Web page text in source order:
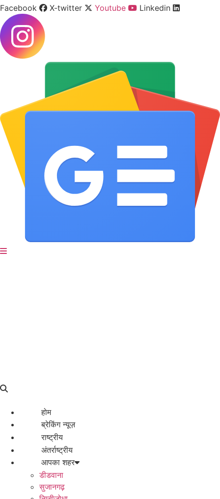
Facebook
X-twitter Youtube Linkedin
होम
ब्रेकिंग न्यूज़
राष्ट्रीय
अंतर्राष्ट्रीय
आपका शहर
डीडवाना
सुजानगढ़